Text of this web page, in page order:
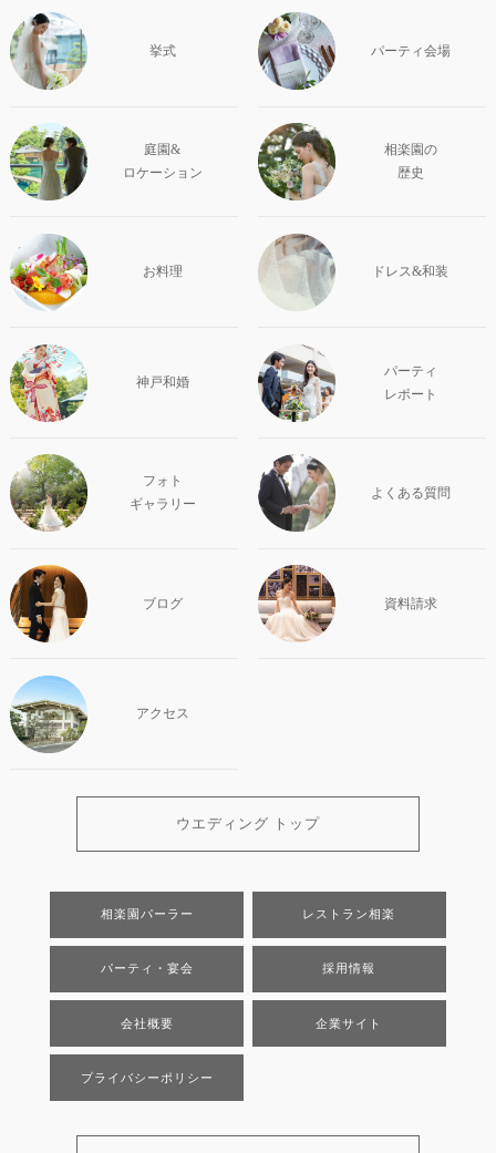
挙式 パーティ会場
庭園&
ロケーション
相楽園の
歴史
お料理 ドレス&和装
神戸和婚
パーティ
レポート
フォト
ギャラリー
よくある質問
ブログ 資料請求
アクセス
ウエディング トップ
相楽園パーラー レストラン相楽
パーティ・宴会 採用情報
会社概要 企業サイト
プライバシーポリシー